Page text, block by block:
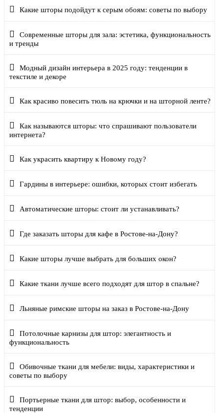
Какие шторы подойдут к серым обоям: советы по выбору
Современные шторы для зала: эстетика, функциональность
и тренды
Модный дизайн интерьера в 2025 году: тенденции в
текстиле и декоре
Как красиво повесить тюль на крючки и на шторной ленте?
Как называются шторы: что спрашивают пользователи
интернета?
Как украсить квартиру к Новому году?
Гардины в интерьере: ошибки, которых стоит избегать
Автоматические шторы: стоит ли устанавливать?
Где заказать шторы для кафе в Ростове-на-Дону?
Какие шторы лучше выбрать для больших окон?
Какие ткани лучше всего подходят для штор в спальне?
Льняные римские шторы на заказ в Ростове-на-Дону
Потолочные карнизы для штор: элегантность и
функциональность
Обивочные ткани для мебели: виды, характеристики и
советы по выбору
Портьерные ткани для штор: выбор, особенности и
тенденции